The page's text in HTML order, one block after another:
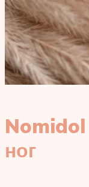
Nomidol
ног